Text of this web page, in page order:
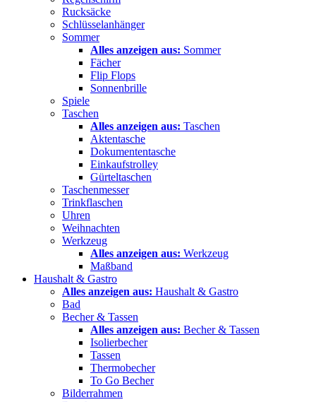
Rucksäcke
Schlüsselanhänger
Sommer
Alles anzeigen aus: Sommer
Fächer
Flip Flops
Sonnenbrille
Spiele
Taschen
Alles anzeigen aus: Taschen
Aktentasche
Dokumententasche
Einkaufstrolley
Gürteltaschen
Taschenmesser
Trinkflaschen
Uhren
Weihnachten
Werkzeug
Alles anzeigen aus: Werkzeug
Maßband
Haushalt & Gastro
Alles anzeigen aus: Haushalt & Gastro
Bad
Becher & Tassen
Alles anzeigen aus: Becher & Tassen
Isolierbecher
Tassen
Thermobecher
To Go Becher
Bilderrahmen